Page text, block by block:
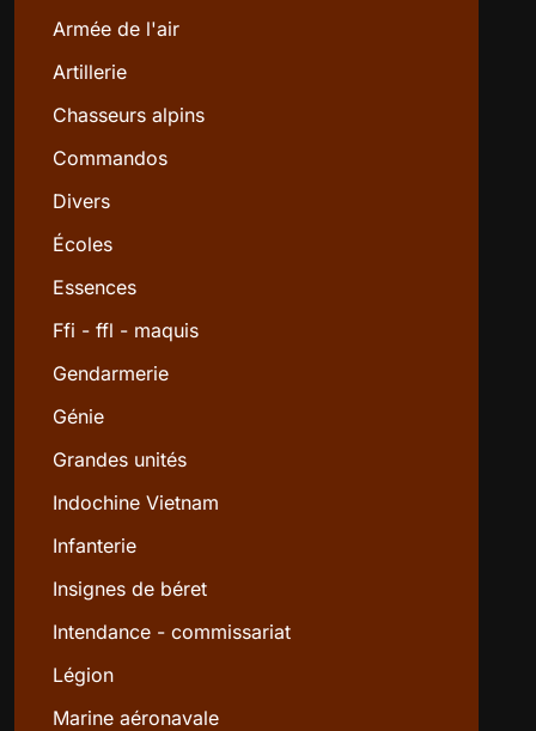
Armée de l'air
Artillerie
Chasseurs alpins
Commandos
Divers
Écoles
Essences
Ffi - ffl - maquis
Gendarmerie
Génie
Grandes unités
Indochine Vietnam
Infanterie
Insignes de béret
Intendance - commissariat
Légion
Marine aéronavale